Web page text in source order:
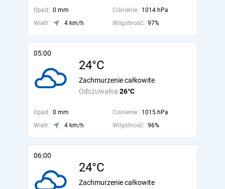
Opad: 0 mm Ciśnienie: 1014 hPa
Wiatr:
4 km/h Wilgotność: 97%
05:00
24°C
Odczuwalna 26°C
Zachmurzenie całkowite
Opad: 0 mm Ciśnienie: 1015 hPa
Wiatr:
4 km/h Wilgotność: 96%
06:00
24°C
Zachmurzenie całkowite